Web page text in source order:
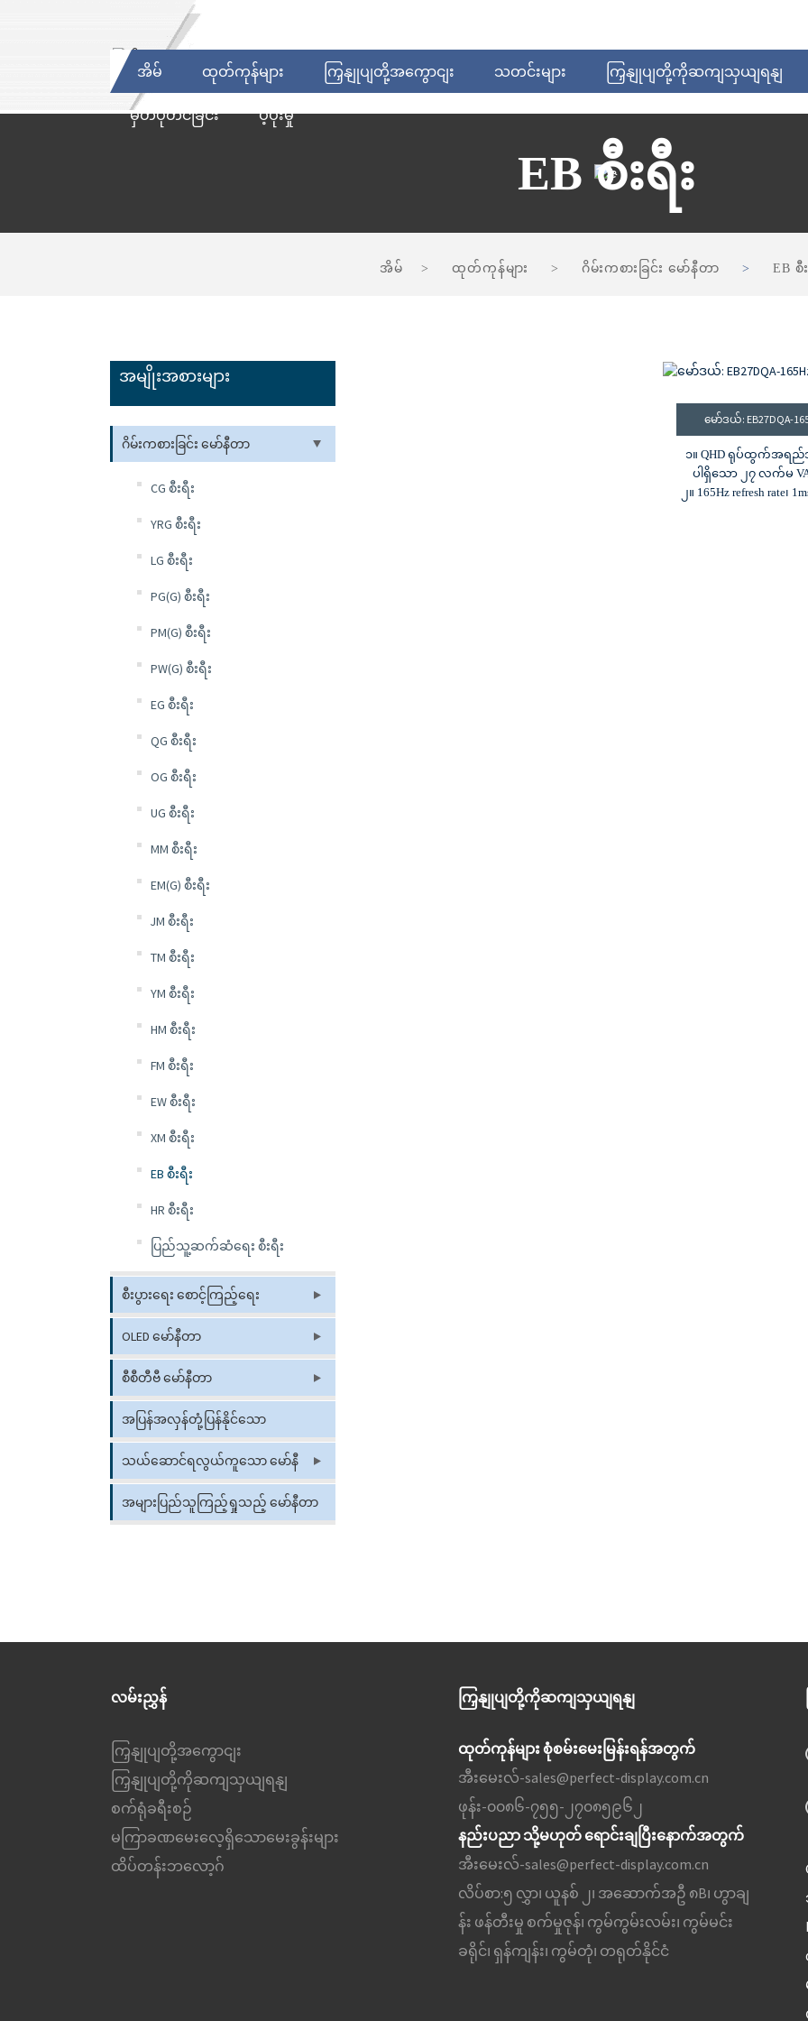
အိမ် ထုတ်ကုန်များ ကြှနျုပျတို့အကွောငျး သတင်းများ ကြှနျုပျတို့ကိုဆကျသှယျရနျ
မှတ်ပုံတင်ခြင်း ပံ့ပိုးမှု
EB စီးရီး
အိမ် ထုတ်ကုန်များ ဂိမ်းကစားခြင်း မော်နီတာ EB စီ
အမျိုးအစားများ
ဂိမ်းကစားခြင်း မော်နီတာ
CG စီးရီး
YRG စီးရီး
LG စီးရီး
PG(G) စီးရီး
PM(G) စီးရီး
PW(G) စီးရီး
EG စီးရီး
QG စီးရီး
OG စီးရီး
UG စီးရီး
MM စီးရီး
EM(G) စီးရီး
JM စီးရီး
TM စီးရီး
YM စီးရီး
HM စီးရီး
FM စီးရီး
EW စီးရီး
XM စီးရီး
EB စီးရီး
HR စီးရီး
ပြည်သူ့ဆက်ဆံရေး စီးရီး
စီးပွားရေး စောင့်ကြည့်ရေး
OLED မော်နီတာ
စီစီတီဗီ မော်နီတာ
အပြန်အလှန်တုံ့ပြန်နိုင်သော
Whiteboard
သယ်ဆောင်ရလွယ်ကူသော မော်နီ
တာ
အများပြည်သူကြည့်ရှုသည့် မော်နီတာ
မော်ဒယ်: EB27DQA-
၁။ QHD ရုပ်ထွက်အရ
ပါရှိသော ၂၇ လက်မ VA
၂။ 165Hz refresh rate၊
လမ်းညွှန်
ကြှနျုပျတို့အကွောငျး
ကြှနျုပျတို့ကိုဆကျသှယျရနျ
စက်ရုံခရီးစဉ်
မကြာခဏမေးလေ့ရှိသောမေးခွန်းများ
ထိပ်တန်းဘလော့ဂ်
ကြှနျုပျတို့ကိုဆကျသှယျရနျ
ထုတ်ကုန်များ စုံစမ်းမေးမြန်းရန်အတွက်
အီးမေးလ်-sales@perfect-display.com.cn
ဖုန်း-၀၀၈၆-၇၅၅-၂၇၀၈၅၉၆၂
နည်းပညာ သို့မဟုတ် ရောင်းချပြီးနောက်အတွက်
အီးမေးလ်-sales@perfect-display.com.cn
လိပ်စာ:၅ လွှာ၊ ယူနစ် ၂၊ အဆောက်အဦ ၈B၊ ဟွာချ
န်း ဖန်တီးမှု စက်မှုဇုန်၊ ကွမ်ကွမ်းလမ်း၊ ကွမ်မင်း
ခရိုင်၊ ရှန်ကျန်း၊ ကွမ်တုံ၊ တရုတ်နိုင်ငံ